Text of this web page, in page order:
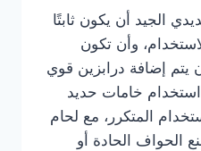
الجيد أن يكون ثابتًا
وأن تكون
يتم إضافة درابزين قوي
خامات حديد
المتكرر، مع لحام
الحواف الحادة أو